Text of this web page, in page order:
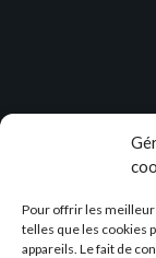
Pour offrir les
telles que les cookies
appareils. Le fait de